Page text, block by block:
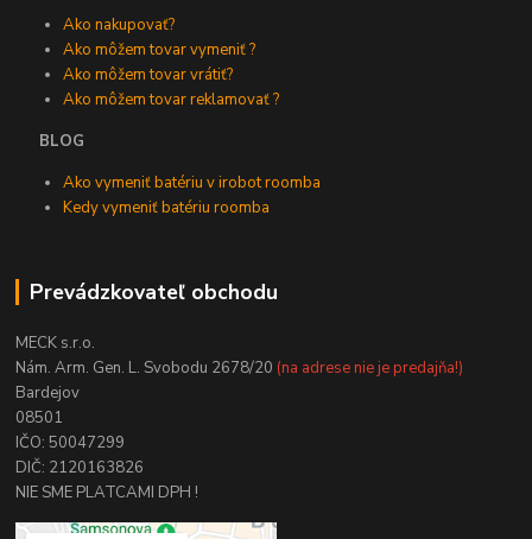
Ako nakupovať?
Ako môžem tovar vymeniť ?
Ako môžem tovar vrátiť?
Ako môžem tovar reklamovať ?
BLOG
Ako vymeniť batériu v irobot roomba
Kedy vymeniť batériu roomba
Prevádzkovateľ obchodu
MECK s.r.o.
Nám. Arm. Gen. L. Svobodu 2678/20 (na adrese nie je predajňa!)
Bardejov
08501
IČO: 50047299
DIČ: 2120163826
NIE SME PLATCAMI DPH !